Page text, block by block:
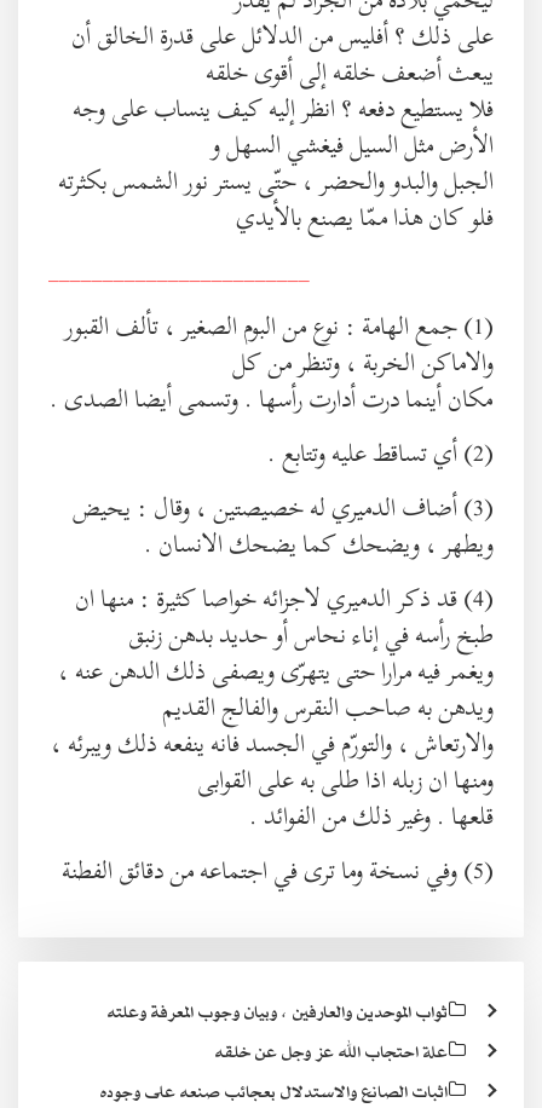
على ذلك ؟ أفليس من الدلائل على قدرة الخالق أن
يبعث أضعف خلقه إلى أقوى خلقه
فلا يستطيع دفعه ؟ انظر إليه كيف ينساب على وجه
الأرض مثل السيل فيغشي السهل و
الجبل والبدو والحضر ، حتّى يستر نور الشمس بكثرته
فلو كان هذا ممّا يصنع بالأيدي
________________________
(1) جمع الهامة : نوع من البوم الصغير ، تألف القبور
والاماكن الخربة ، وتنظر من كل
مكان أينما درت أدارت رأسها . وتسمى أيضا الصدى .
(2) أي تساقط عليه وتتابع .
(3) أضاف الدميري له خصيصتين ، وقال : يحيض
ويطهر ، ويضحك كما يضحك الانسان .
(4) قد ذكر الدميري لاجزائه خواصا كثيرة : منها ان
طبخ رأسه في إناء نحاس أو حديد بدهن زنبق
ويغمر فيه مرارا حتى يتهرّى ويصفى ذلك الدهن عنه ،
ويدهن به صاحب النقرس والفالج القديم
والارتعاش ، والتورّم في الجسد فانه ينفعه ذلك ويبرئه ،
ومنها ان زبله اذا طلى به على القوابى
قلعها . وغير ذلك من الفوائد .
(5) وفي نسخة وما ترى في اجتماعه من دقائق الفطنة
ثواب الموحدين والعارفين ، وبيان وجوب المعرفة وعلته
علة احتجاب الله عز وجل عن خلقه
اثبات الصانع والاستدلال بعجائب صنعه على وجوده